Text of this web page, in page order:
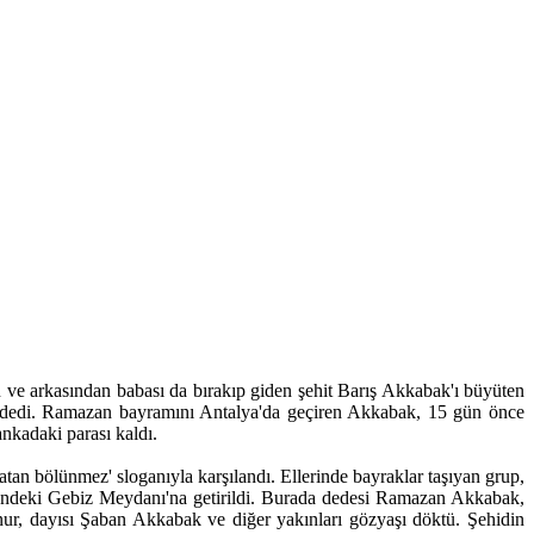
babası da bırakıp giden şehit Barış Akkabak'ı büyüten
Ramazan bayramını Antalya'da geçiren Akkabak, 15 gün önce
parası kaldı.
bölünmez' sloganıyla karşılandı. Ellerinde bayraklar taşıyan grup,
Gebiz Meydanı'na getirildi. Burada dedesi Ramazan Akkabak,
dayısı Şaban Akkabak ve diğer yakınları gözyaşı döktü. Şehidin